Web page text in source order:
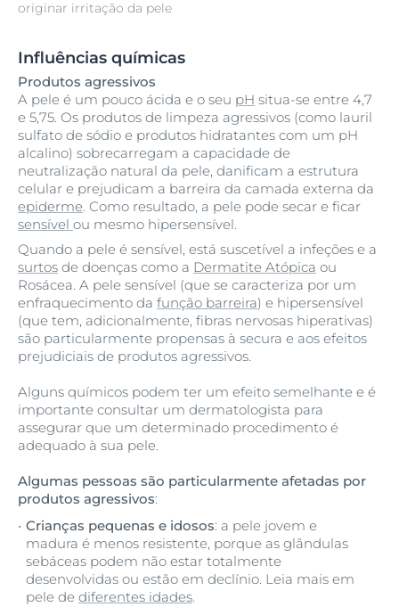
originar irritação da pele
Influências químicas
Produtos agressivos
A pele é um pouco ácida e o seu pH situa-se entre 4,7
e 5,75. Os produtos de limpeza agressivos (como lauril
sulfato de sódio e produtos hidratantes com um pH
alcalino) sobrecarregam a capacidade de
neutralização natural da pele, danificam a estrutura
celular e prejudicam a barreira da camada externa da
epiderme. Como resultado, a pele pode secar e ficar
sensível ou mesmo hipersensível.
Quando a pele é sensível, está suscetível a infeções e a
surtos de doenças como a Dermatite Atópica ou
Rosácea. A pele sensível (que se caracteriza por um
enfraquecimento da função barreira) e hipersensível
(que tem, adicionalmente, fibras nervosas hiperativas)
são particularmente propensas à secura e aos efeitos
prejudiciais de produtos agressivos.
Alguns químicos podem ter um efeito semelhante e é
importante consultar um dermatologista para
assegurar que um determinado procedimento é
adequado à sua pele.
Algumas pessoas são particularmente afetadas por
produtos agressivos:
Crianças pequenas e idosos: a pele jovem e
madura é menos resistente, porque as glândulas
sebáceas podem não estar totalmente
desenvolvidas ou estão em declínio. Leia mais em
pele de diferentes idades.